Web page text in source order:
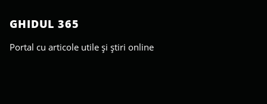
GHIDUL 365
Portal cu articole utile și știri online